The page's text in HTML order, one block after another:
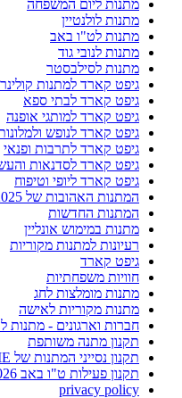
מתנות ליום המשפחה
מתנות לולנטיין
מתנות לט"ו באב
מתנות לנובי גוד
מתנות לסילבסטר
גיפט קארד למתנות
גיפט קארד לבתי ספא
גיפט קארד למותגי אופנה
גיפט קארד לנופש
גיפט קארד לתרבות ופנאי
גיפט קארד לסדנאות
גיפט קארד ליופי וטיפוח
המתנות האהובות של 2025
המתנות החדשות
מתנות במימוש אונליין
רעיונות למתנות מקוריות
גיפט קארד
חוויות משפחתיות
מתנות מומלצות לחג
מתנות מקוריות לאישה
חברות וארגונים - מתנות
תקנון מתנה משותפת
תקנון נסייני המתנות של BUYME
תקנון פעילות ט"ו באב 2026
privacy policy